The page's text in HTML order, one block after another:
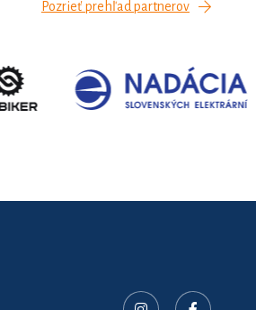
Pozrieť prehľad partnerov